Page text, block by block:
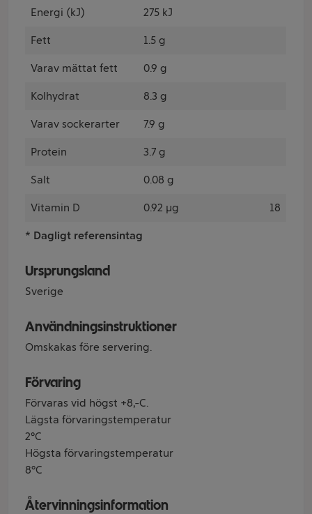
Energi (kJ) 275 kJ
Fett 1.5 g
Varav mättat fett 0.9 g
Kolhydrat 8.3 g
Varav sockerarter 7.9 g
Protein 3.7 g
Salt 0.08 g
Vitamin D 0.92 µg 18
* Dagligt referensintag
Ursprungsland
Sverige
Användningsinstruktioner
Omskakas före servering.
Förvaring
Förvaras vid högst +8ºC.
Lägsta förvaringstemperatur
2°C
Högsta förvaringstemperatur
8°C
Återvinningsinformation